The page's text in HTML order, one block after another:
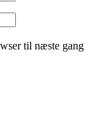
til næste gang